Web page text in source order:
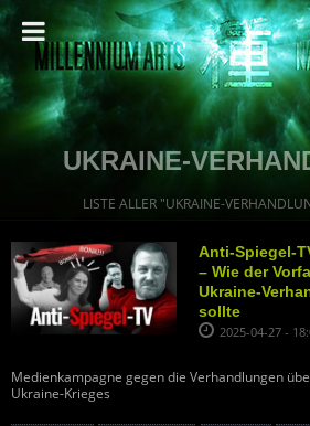
UKRAINE-
LISTE ALLER "UKRAINE-
Anti-Spiegel-
– Wie der
Ukraine-
sollte
2025-04-27 -
Medienkampagne gegen die Verhandlungen
Ukraine-Krieges